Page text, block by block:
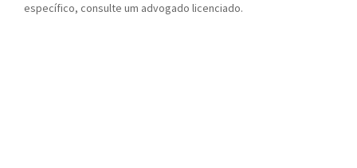
específico, consulte um advogado licenciado.